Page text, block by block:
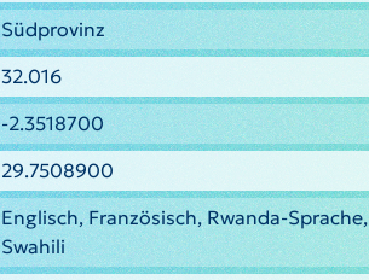
Südprovinz
32.016
-2.3518700
29.7508900
Englisch, Französisch, Rwanda-Sprache,
Swahili